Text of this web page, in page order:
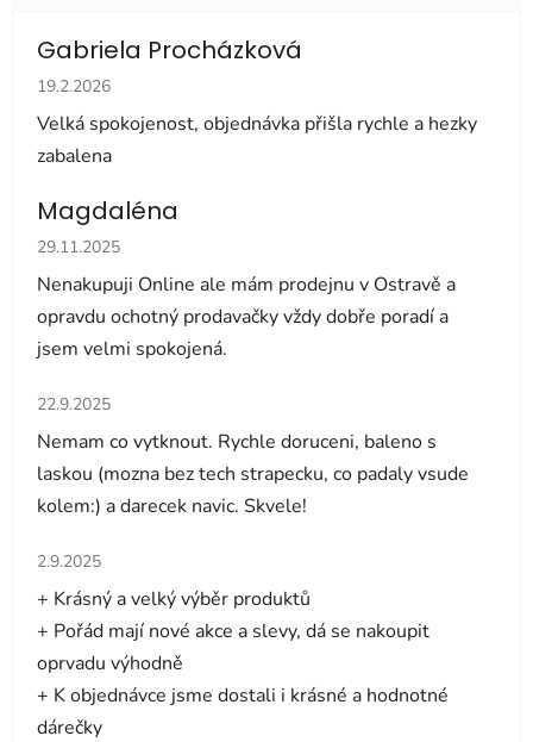
Gabriela Procházková
Hodnocení obchodu je 5 z 5 hvězdiček.
19.2.2026
Velká spokojenost, objednávka přišla rychle a hezky
zabalena
Magdaléna
Hodnocení obchodu je 5 z 5 hvězdiček.
29.11.2025
Nenakupuji Online ale mám prodejnu v Ostravě a
opravdu ochotný prodavačky vždy dobře poradí a
jsem velmi spokojená.
Hodnocení obchodu je 5 z 5 hvězdiček.
22.9.2025
Nemam co vytknout. Rychle doruceni, baleno s
laskou (mozna bez tech strapecku, co padaly vsude
kolem:) a darecek navic. Skvele!
Hodnocení obchodu je 5 z 5 hvězdiček.
2.9.2025
+ Krásný a velký výběr produktů
+ Pořád mají nové akce a slevy, dá se nakoupit
oprvadu výhodně
+ K objednávce jsme dostali i krásné a hodnotné
dárečky